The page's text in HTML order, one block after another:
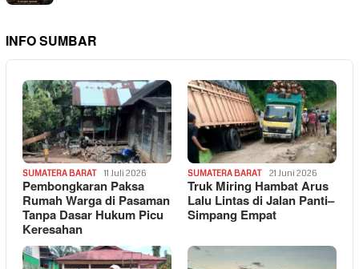
INFO SUMBAR
SUMATERA BARAT 11 Juli 2026
Pembongkaran Paksa
Rumah Warga di Pasaman
Tanpa Dasar Hukum Picu
Keresahan
SUMATERA BARAT 21 Juni 2026
Truk Miring Hambat Arus
Lalu Lintas di Jalan Panti–
Simpang Empat